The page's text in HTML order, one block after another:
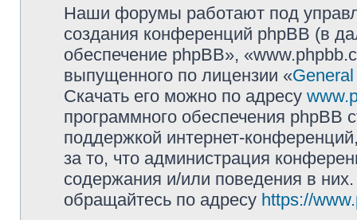
Наши форумы работают под
создания конференций phpBB (в
обеспечение phpBB»,
выпущенного по лицензии «
Скачать его можно по адресу
программного обеспечения phpBB
поддержкой интернет-
за то, что администрация
содержания и/или поведения в
обращайтесь по адресу https://